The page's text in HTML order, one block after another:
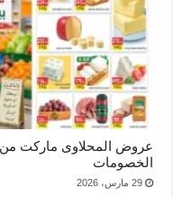
الخصومات
29 مارس، 2026